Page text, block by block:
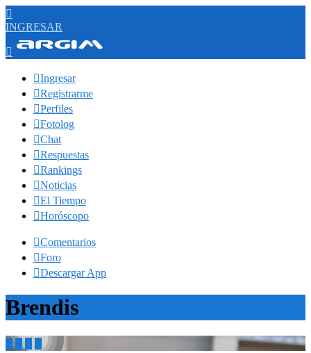

INGRESAR

Ingresar
Registrarme
Perfiles
Fotolog
Chat
Respuestas
Rankings
Noticias
El Tiempo
Horóscopo
Comentarios
Foro
Descargar App
Brendis